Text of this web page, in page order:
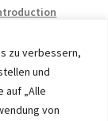
zu verbessern,
und
auf „Alle
von